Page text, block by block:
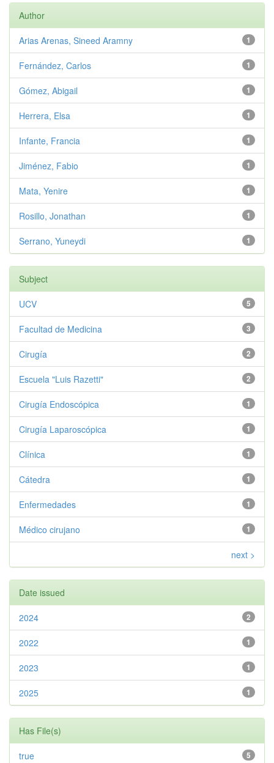
Author
1
Arias Arenas, Sineed Aramny
1
Fernández, Carlos
1
Gómez, Abigail
1
Herrera, Elsa
1
Infante, Francia
1
Jiménez, Fabio
1
Mata, Yenire
1
Rosillo, Jonathan
1
Serrano, Yuneydi
Subject
5
UCV
3
Facultad de Medicina
2
Cirugía
2
Escuela "Luis Razetti"
1
Cirugía Endoscópica
1
Cirugía Laparoscópica
1
Clínica
1
Cátedra
1
Enfermedades
1
Médico cirujano
next >
Date issued
2
2024
1
2022
1
2023
1
2025
Has File(s)
5
true